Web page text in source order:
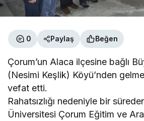
0 Paylaş Beğen
Çorum’un Alaca ilçesine bağlı
(Nesimi Keşlik) Köyü’nden
vefat etti.
Rahatsızlığı nedeniyle bir
Üniversitesi Çorum Eğitim ve